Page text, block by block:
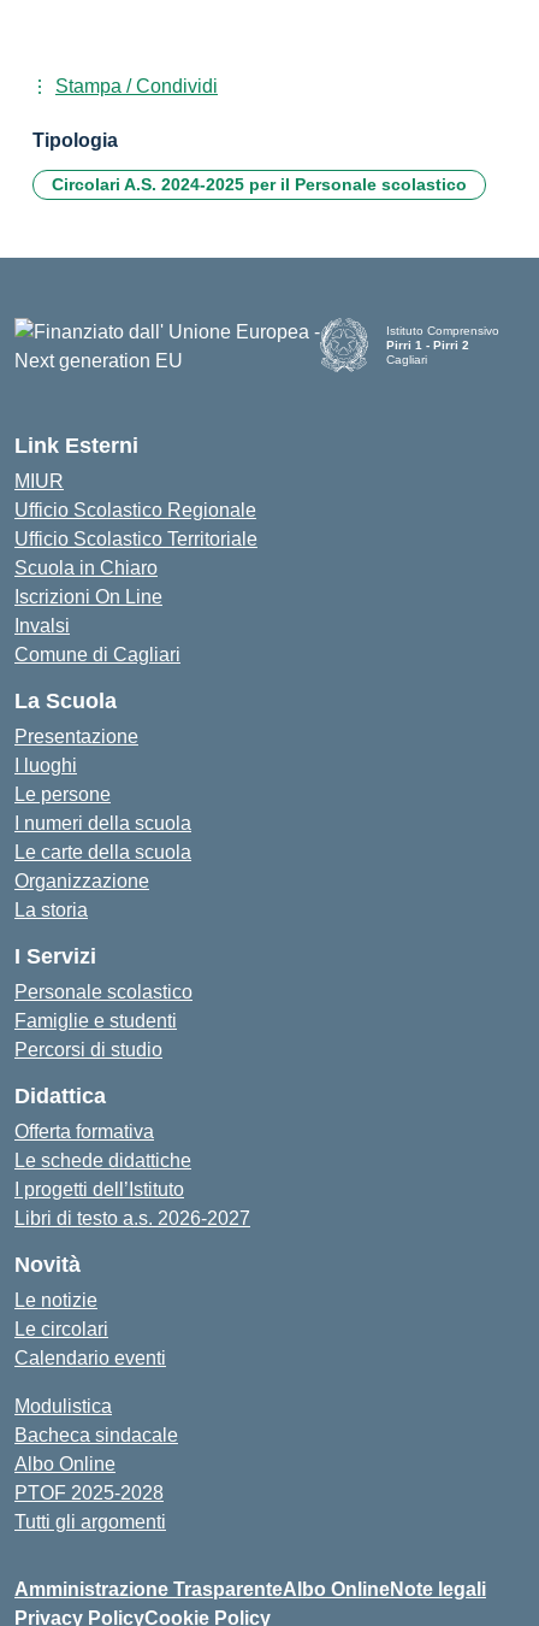
Stampa / Condividi
Tipologia
Circolari A.S. 2024-2025 per il Personale scolastico
Istituto Comprensivo
Pirri 1 - Pirri 2
Cagliari
Link Esterni
MIUR
Ufficio Scolastico Regionale
Ufficio Scolastico Territoriale
Scuola in Chiaro
Iscrizioni On Line
Invalsi
Comune di Cagliari
La Scuola
Presentazione
I luoghi
Le persone
I numeri della scuola
Le carte della scuola
Organizzazione
La storia
I Servizi
Personale scolastico
Famiglie e studenti
Percorsi di studio
Didattica
Offerta formativa
Le schede didattiche
I progetti dell’Istituto
Libri di testo a.s. 2026-2027
Novità
Le notizie
Le circolari
Calendario eventi
Modulistica
Bacheca sindacale
Albo Online
PTOF 2025-2028
Tutti gli argomenti
Amministrazione TrasparenteAlbo OnlineNote legali
Privacy PolicyCookie Policy